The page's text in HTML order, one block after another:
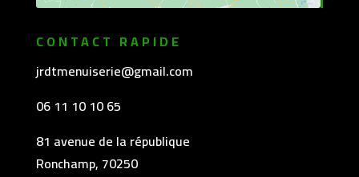
CONTACT RAPIDE
jrdtmenuiserie@gmail.com
06 11 10 10 65
81 avenue de la république
Ronchamp, 70250